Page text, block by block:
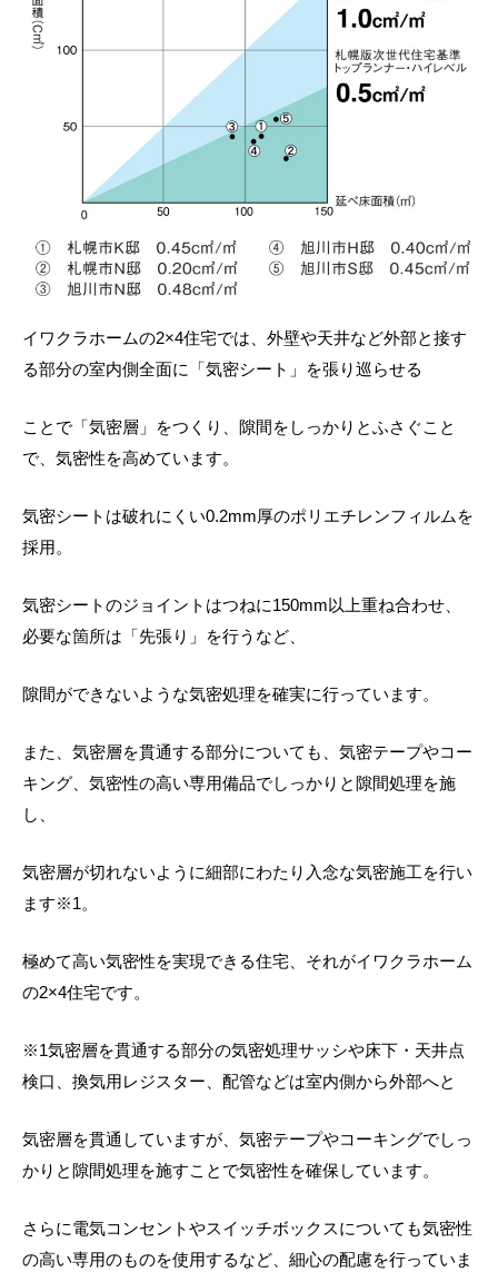
イワクラホームの2×4住宅では、外壁や天井など外部と接す
る部分の室内側全面に「気密シート」を張り巡らせる
ことで「気密層」をつくり、隙間をしっかりとふさぐこと
で、気密性を高めています。
気密シートは破れにくい0.2mm厚のポリエチレンフィルムを
採用。
気密シートのジョイントはつねに150mm以上重ね合わせ、
必要な箇所は「先張り」を行うなど、
隙間ができないような気密処理を確実に行っています。
また、気密層を貫通する部分についても、気密テープやコー
キング、気密性の高い専用備品でしっかりと隙間処理を施
し、
気密層が切れないように細部にわたり入念な気密施工を行い
ます※1。
極めて高い気密性を実現できる住宅、それがイワクラホーム
の2×4住宅です。
※1気密層を貫通する部分の気密処理サッシや床下・天井点
検口、換気用レジスター、配管などは室内側から外部へと
気密層を貫通していますが、気密テープやコーキングでしっ
かりと隙間処理を施すことで気密性を確保しています。
さらに電気コンセントやスイッチボックスについても気密性
の高い専用のものを使用するなど、細心の配慮を行っていま